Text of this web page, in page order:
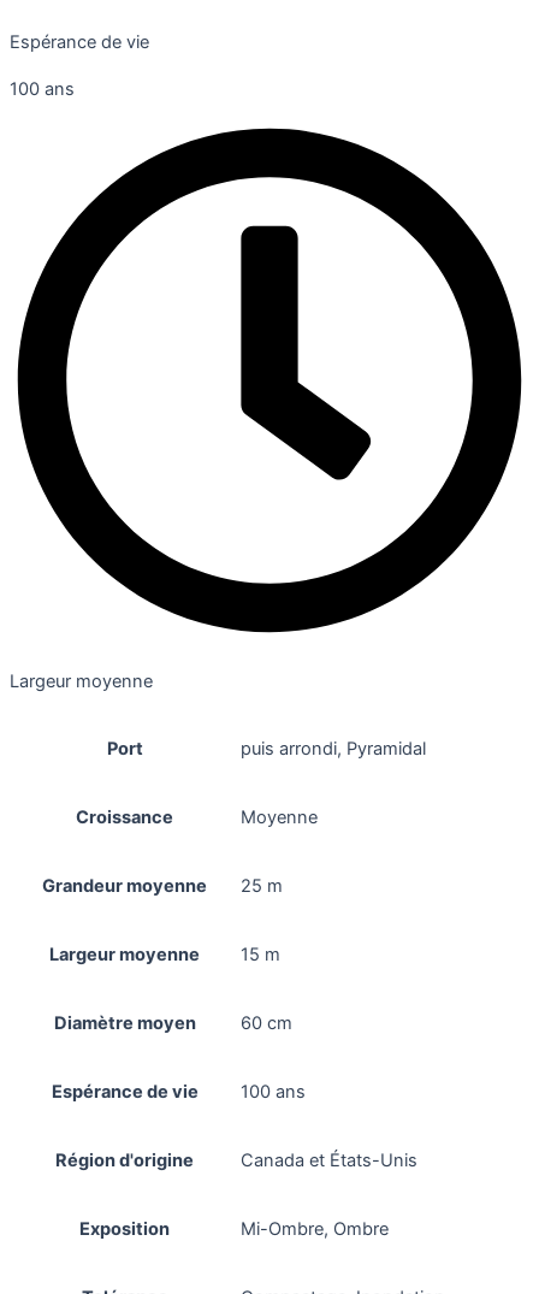
Espérance de vie
100 ans
Largeur moyenne
Port puis arrondi, Pyramidal
Croissance Moyenne
Grandeur moyenne 25 m
Largeur moyenne 15 m
Diamètre moyen 60 cm
Espérance de vie 100 ans
Région d'origine Canada et États-Unis
Exposition Mi-Ombre, Ombre